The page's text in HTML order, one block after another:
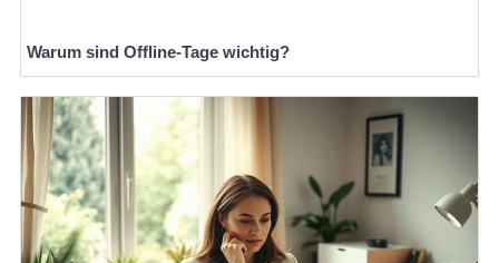
Warum sind Offline-Tage wichtig?